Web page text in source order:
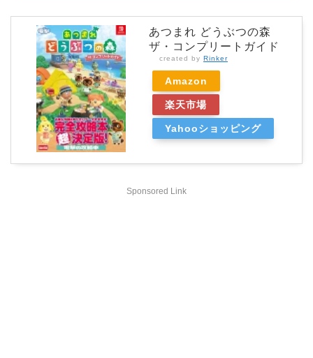
あつまれ どうぶつの森
ザ・コンプリートガイド
created by Rinker
Amazon
楽天市場
Yahooショッピング
Sponsored Link